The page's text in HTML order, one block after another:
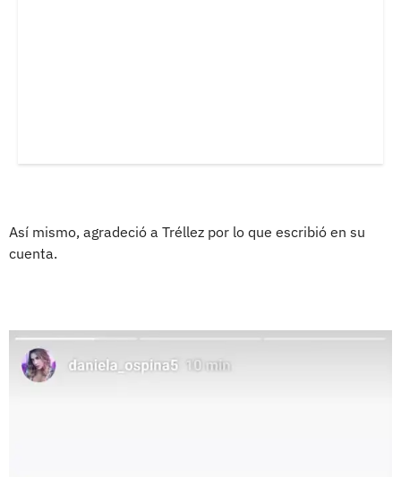
Así mismo, agradeció a Tréllez por lo que escribió en su
cuenta.